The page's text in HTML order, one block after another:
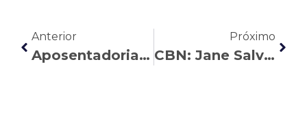
Anterior
Aposentadoria especial dos caminhoneiros: veja as regras para a concessão do benefício
Próximo
CBN: Jane Salvador explica as características do assédio moral organizacional